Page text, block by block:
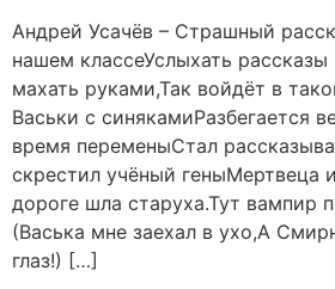
Андрей Усачёв – Страшный
нашем классеУслыхать рассказы
махать руками,Так войдёт в
Васьки с синякамиРазбегается
время переменыСтал
скрестил учёный геныМертвеца
дороге шла старуха.Тут вампир
(Васька мне заехал в ухо,А
глаз!) […]